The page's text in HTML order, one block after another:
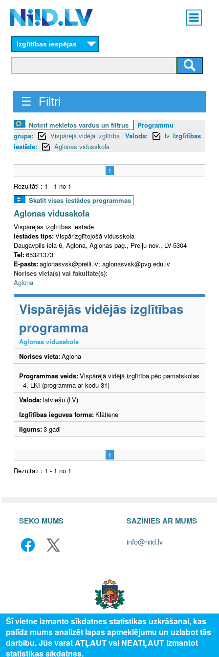
content
Main
menu
Izglītības iespējas
☰ Filtri
Notīrīt meklētos vārdus un filtrus
Programmu
grupa:
Vispārējā vidējā izglītība Valoda: lv Izglītības
iestāde:
Aglonas vidusskola
1
Rezultāti : 1 - 1 no 1
Skatīt visas iestādes programmas
Aglonas vidusskola
Vispārējās izglītības iestāde
Iestādes tips:Vispārizglītojošā vidusskola
Daugavpils iela 6, Aglona, Aglonas pag., Preiļu nov., LV-5304
Tel:65321373
E-pasts:aglonasvsk@preili.lv; aglonasvsk@pvg.edu.lv
Norises vieta(s) vai fakultāte(s):
Aglona
Vispārējās vidējās izglītības
programma
Aglonas vidusskola
Norises vieta:Aglona
Programmas veids:Vispārējā vidējā izglītība pēc pamatskolas
- 4. LKI (programma ar kodu 31)
Valoda:latviešu (LV)
Izglītības ieguves forma: Klātiene
Ilgums:3 gadi
1
Rezultāti : 1 - 1 no 1
SEKO MUMS SAZINIES AR MUMS
info@niid.lv
© 2025 Valsts izglītības attīstības aģentūra, publicētā satura visas tiesības
Šī vietne izmanto sīkdatnes statistikas uzkrāšanai, kas
palīdz mums analizēt lapas apmeklējumu un uzlabot tās
darbību. Jūs varat ATĻAUT vai NEATĻAUT izmantot
statistikas sīkdatnes.